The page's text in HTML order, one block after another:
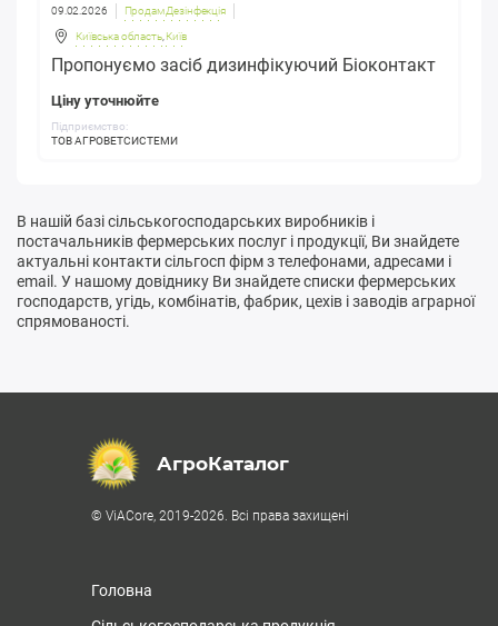
09.02.2026 Продам Дезінфекція
Київська область, Київ
Пропонуємо засіб дизинфікуючий Біоконтакт
Ціну уточнюйте
Підприємство:
ТОВ АГРОВЕТСИСТЕМИ
В нашій базі сільськогосподарських виробників і
постачальників фермерських послуг і продукції, Ви знайдете
актуальні контакти сільгосп фірм з телефонами, адресами і
email. У нашому довіднику Ви знайдете списки фермерських
господарств, угідь, комбінатів, фабрик, цехів і заводів аграрної
спрямованості.
АгроКаталог
© ViACore, 2019-2026. Всі права захищені
Головна